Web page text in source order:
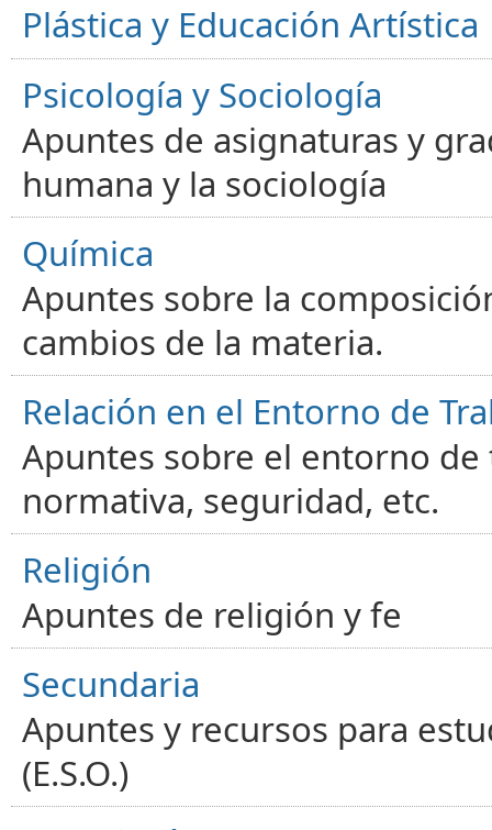
Plástica y Educación Artística
Psicología y Sociología
Apuntes de asignaturas y
humana y la sociología
Química
Apuntes sobre la
cambios de la materia.
Relación en el Entorno de
Apuntes sobre el entorno
normativa, seguridad, etc.
Religión
Apuntes de religión y fe
Secundaria
Apuntes y recursos para
(E.S.O.)